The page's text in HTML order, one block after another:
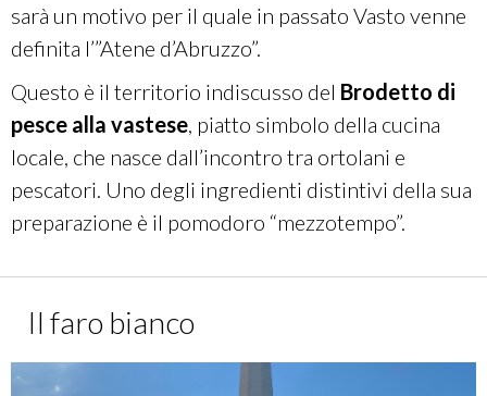
sarà un motivo per il quale in passato Vasto venne
definita l’”Atene d’Abruzzo”.
Questo è il territorio indiscusso del Brodetto di
pesce alla vastese , piatto simbolo della cucina
locale, che nasce dall’incontro tra ortolani e
pescatori. Uno degli ingredienti distintivi della sua
preparazione è il pomodoro “mezzotempo”.
Il faro bianco